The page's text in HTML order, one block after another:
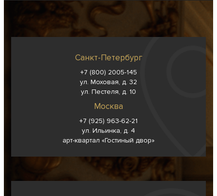
Санкт-Петербург
+7 (800) 2005-145
ул. Моховая, д. 32
ул. Пестеля, д. 10
Москва
+7 (925) 963-62-21
ул. Ильинка, д. 4
арт-квартал «Гостиный двор»